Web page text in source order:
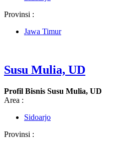
Provinsi :
Jawa Timur
Susu Mulia, UD
Profil Bisnis Susu Mulia, UD
Area :
Sidoarjo
Provinsi :